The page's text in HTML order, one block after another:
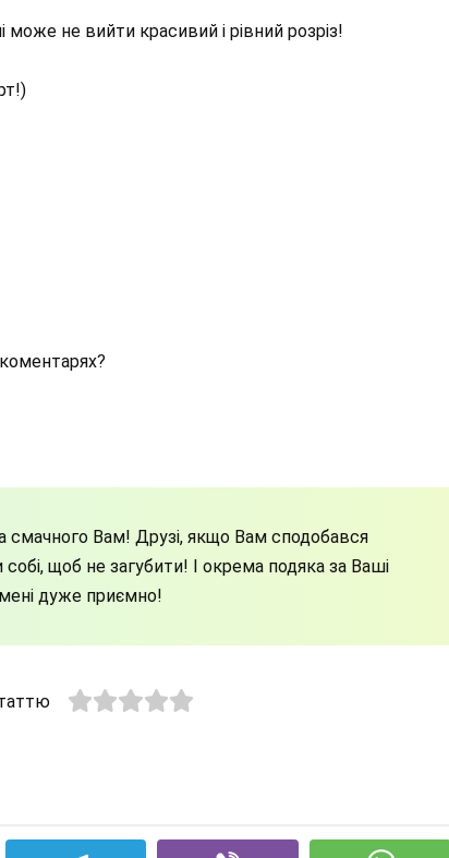
не вийти красивий і рівний розріз!
смачного Вам! Друзі, якщо Вам сподобався
щоб не загубити! І окрема подяка за Ваші
дуже приємно!